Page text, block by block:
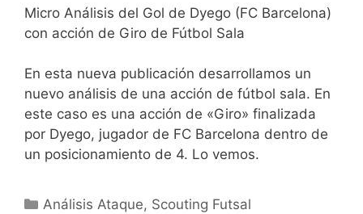
Micro Análisis del Gol de Dyego (FC Barcelona)
con acción de Giro de Fútbol Sala
En esta nueva publicación desarrollamos un
nuevo análisis de una acción de fútbol sala. En
este caso es una acción de «Giro» finalizada
por Dyego, jugador de FC Barcelona dentro de
un posicionamiento de 4. Lo vemos.
Categorías
Análisis Ataque, Scouting Futsal